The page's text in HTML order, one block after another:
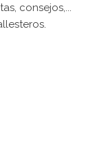
consejos,...